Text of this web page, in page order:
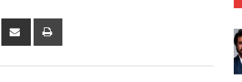
Reddit
Share